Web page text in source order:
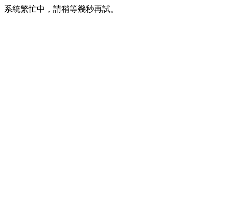
系統繁忙中，請稍等幾秒再試。